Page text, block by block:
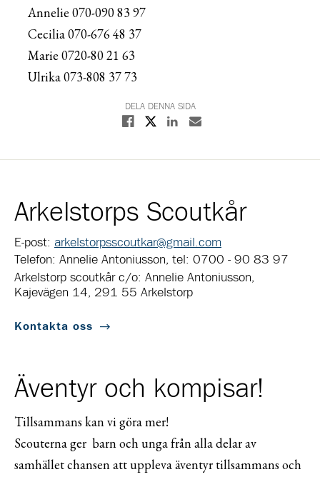
Annelie 070-090 83 97
Cecilia 070-676 48 37
Marie 0720-80 21 63
Ulrika 073-808 37 73
DELA DENNA SIDA
Dela på Facebook
Dela på XDela på Linkedin
Dela med E-post
Arkelstorps Scoutkår
E-post: arkelstorpsscoutkar@gmail.com
Telefon: Annelie Antoniusson, tel: 0700 - 90 83 97
Arkelstorp scoutkår c/o: Annelie Antoniusson,
Kajevägen 14, 291 55 Arkelstorp
Kontakta oss
Äventyr och kompisar!
Tillsammans kan vi göra mer!
Scouterna ger barn och unga från alla delar av
samhället chansen att uppleva äventyr tillsammans och